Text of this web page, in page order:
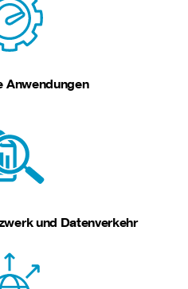
Anwendungen
und Datenverkehr